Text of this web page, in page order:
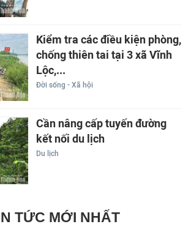
Kiểm tra các điều kiện phòng,
chống thiên tai tại 3 xã Vĩnh
Lộc,...
Đời sống - Xã hội
Cần nâng cấp tuyến đường
kết nối du lịch
Du lịch
TỨC MỚI NHẤT